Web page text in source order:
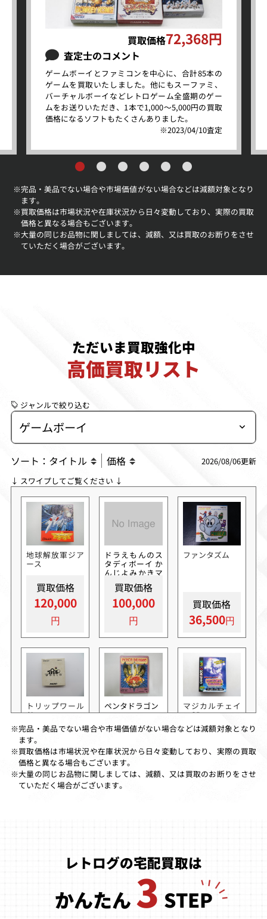
買取価格72,368円
査定士のコメント
ゲームボーイとファミコンを中心に、合計85本の
ゲームを買取いたしました。他にもスーファミ、
バーチャルボーイなどレトロゲーム全盛期のゲー
ムをお送りいただき、1本で1,000～5,000円の買取
価格になるソフトもたくさんありました。
※2023/04/10査定
※完品・美品でない場合や市場価値がない場合などは減額対象となり
ます。
※ 買取価格は市場状況や在庫状況から日々変動しており、実際の買取
価格と異なる場合もございます。
※大量の同じお品物に関しましては、減額、又は買取のお断りをさせ
ていただく場合がございます。
ただいま買取強化中
高価買取リスト
ジャンルで絞り込む
ソート： タイトル 価格
2026/08/06更新
↓ スワイプしてご覧ください ↓
地球解放軍ジア
ース
買取価格
120,000
ドラえもんのス
タディボーイ か
んじよみかきマ
スター
買取価格
100,000
ファンタズム
買取価格
36,500
トリップワール
ド
買取価格
35,500
ペンタドラゴン
買取価格
35,000
マジカルチェイ
スGB
買取価格
30,000
買取価格 買取価格
25,000
買取価格
25,000
※完品・美品でない場合や市場価値がない場合などは減額対象となり
ます。
※ 買取価格は市場状況や在庫状況から日々変動しており、実際の買取
価格と異なる場合もございます。
※大量の同じお品物に関しましては、減額、又は買取のお断りをさせ
ていただく場合がございます。
レトログの宅配買取は
かんたん 3 STEP